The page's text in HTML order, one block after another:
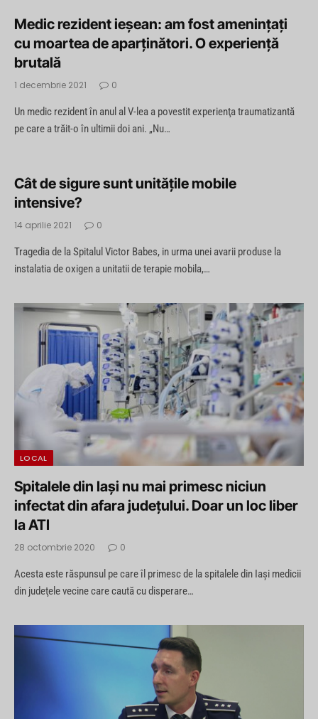
Medic rezident ieşean: am fost ameninţaţi
cu moartea de aparţinători. O experienţă
brutală
1 decembrie 2021 0
Un medic rezident în anul al V-lea a povestit experienţa traumatizantă
pe care a trăit-o în ultimii doi ani. „Nu…
Cât de sigure sunt unitățile mobile
intensive?
14 aprilie 2021 0
Tragedia de la Spitalul Victor Babes, in urma unei avarii produse la
instalatia de oxigen a unitatii de terapie mobila,…
LOCAL
Spitalele din Iași nu mai primesc niciun
infectat din afara judeţului. Doar un loc liber
la ATI
28 octombrie 2020 0
Acesta este răspunsul pe care îl primesc de la spitalele din Iaşi medicii
din judeţele vecine care caută cu disperare…